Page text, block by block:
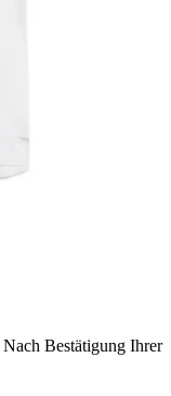
Nach Bestätigung Ihrer